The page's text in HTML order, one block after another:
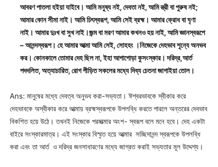
আবরণ পাতলা হইয়া যাইবে। আমি মনুষ্য নই, দেবতা নই, আমি স্ত্রী বা পুরুষ নই;
আমার কোন সীমা নাই। আমি চিৎস্বরূপ, আমি সেই ব্রহ্ম। আমার ক্রোধ বা ঘৃণা
নাই। আমার দুঃখ বা সুখ নাই।জন্ম বা মরণ আমার কখনও হয় নাই, আমি জ্ঞানস্বরূপে
– আনন্দস্বরূপ। হে আমার আত্মা আমি সেই, সোহহং ।নিজেকে দেহভাব শূন্যে অনভব
কর। কোনকালে তোমার দেহ ছিল না, ইহা আগাগোড়া কুসংস্কার। দরিদ্র,আর্ত
পদদলিত, অত্যাচারিত, রোগ পীড়িত সকলের মধ্যে দিব্য চেতনা জাগাইয়া তোল।
Ans: মানুষের মধ্যে দেবত্ব অনুভব করা-সভ্যতা। ঈশ্বরভাবকে স্বীকার করে
দেহভাবকে অস্বীকার করে আত্মায় ব্রহ্মস্বরূপকে উপলব্ধি করতে পারলে অন্তরের দেবভাব
বিকশিত হয়ে উঠে। তখনই নিজেকে পরমাত্মার অংশ- স্বরূপ বলে মনে হবে। দেহ একটা
বাইরে সংস্কারমাত্র। এই সংস্কার বিস্মৃত হয়ে আত্মার সচ্ছিদানন্দ স্বরূপকে উপলব্ধি
করা এবং তা আর্ত ও দরিদ্র জনসাধারণের মধ্যে জাগ্রত করাই সভ্যতার মূল উদ্দেশ্য।